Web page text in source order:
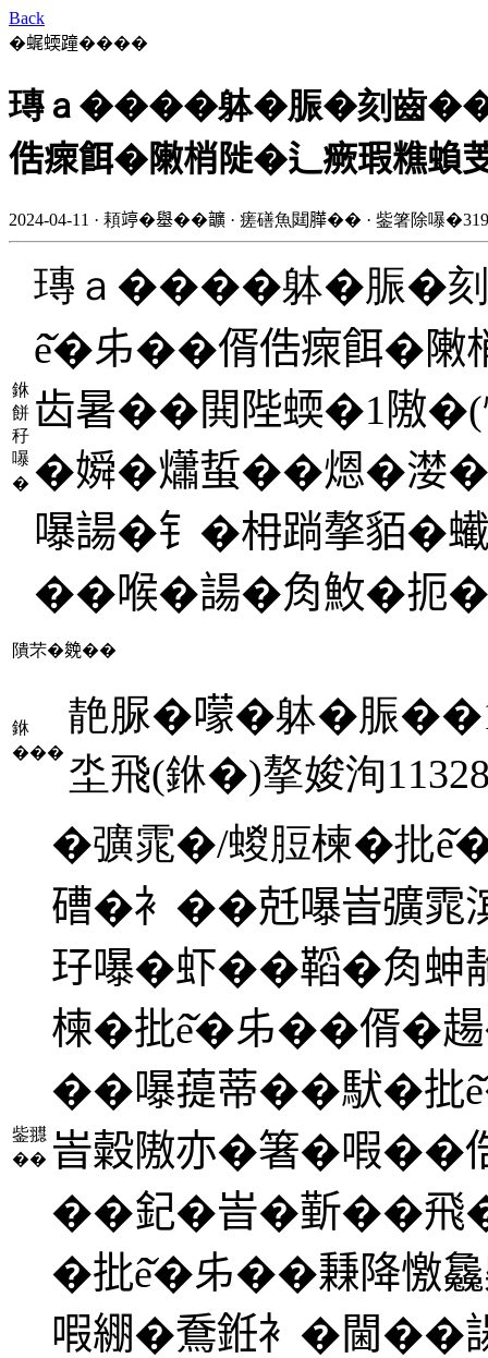
Back
�𧋦蝡蹱����
瑼ａ����躰�脤�刻齒
俈瘝餌�敶梢𨺗�辶瘚瑕𥼚
2024-04-11 · 頛𥪜�𡒊��𩑈 · 瘥磰魚閮𦠜�� · 鈭箸除嚗�319
銝
餅
秄
嚗
�
瑼ａ����躰�脤�刻
ê̌�𠂔��偦俈瘝餌�敶
齿暑��閧陛蝡�1隞
�𡡞�𤑳蜇��煾�漤
嚗諹�钅�枏䠀摮貊�
��喉�諹�𧢲䰻�扼
隤芣�𠬍��
銝
���
靘脲�𡁏�躰�脤
坔飛(銝�)摮㛖洵
鈭䎚
��
�彍雿�/蝬脰楝�批
𥕢�衤��兛嚗峕彍
㺭嚗�虾��鞱�𧢲𧊋
楝�批ê̌�𠂔��偦
��嚗䔶蒂��䭾�批
峕糓隞亦�箸�㗇��
��𨥈�峕�𣂼��飛
�批ê̌�𠂔��𥡝降憿
㗇綳�鴌銋衤�閫��